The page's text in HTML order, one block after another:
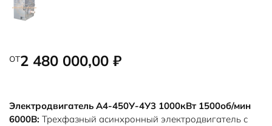
от2 480 000,00 ₽
Электродвигатель А4-450У-4У3 1000кВт 1500об/мин
6000В: Трехфазный асинхронный электродвигатель с